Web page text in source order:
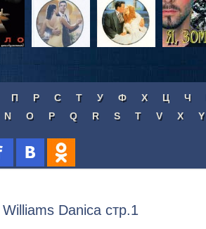
П Р С Т У Ф Х Ц Ч
N O P Q R S T V X Y
Williams Danica стр.1